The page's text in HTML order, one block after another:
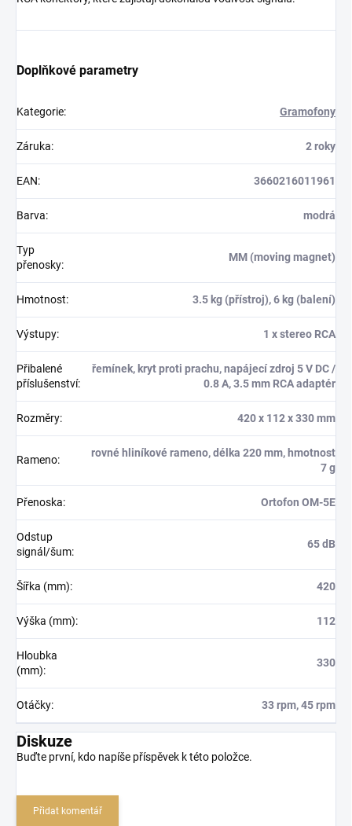
Doplňkové parametry
Kategorie: Gramofony
Záruka: 2 roky
EAN: 3660216011961
Barva: modrá
Typ
přenosky:
MM (moving magnet)
Hmotnost: 3.5 kg (přístroj), 6 kg (balení)
Výstupy: 1 x stereo RCA
Přibalené
příslušenství:
řemínek, kryt proti prachu, napájecí zdroj 5 V DC /
0.8 A, 3.5 mm RCA adaptér
Rozměry: 420 x 112 x 330 mm
Rameno:
rovné hliníkové rameno, délka 220 mm, hmotnost
7 g
Přenoska: Ortofon OM-5E
Odstup
signál/šum:
65 dB
Šířka (mm): 420
Výška (mm): 112
Hloubka
(mm):
330
Otáčky: 33 rpm, 45 rpm
Diskuze
Buďte první, kdo napíše příspěvek k této položce.
Přidat komentář